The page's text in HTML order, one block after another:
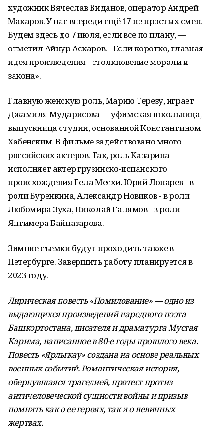
художник Вячеслав Виданов, оператор Андрей
Макаров. У нас впереди ещё 17 не простых смен.
Будем здесь до 7 июля, если все по плану, —
отметил Айнур Аскаров. - Если коротко, главная
идея произведения - столкновение морали и
закона».
Главную женскую роль, Марию Терезу, играет
Джамиля Мударисова — уфимская школьница,
выпускница студии, основанной Константином
Хабенским. В фильме задействовано много
российских актеров. Так, роль Казарина
исполняет актер грузинско-испанского
происхождения Гела Месхи. Юрий Лопарев - в
роли Буренкина, Александр Новиков - в роли
Любомира Зуха, Николай Галямов - в роли
Янтимера Байназарова.
Зимние съемки будут проходить также в
Петербурге. Завершить работу планируется в
2023 году.
Лирическая повесть «Помилование» — одно из
выдающихся произведений народного поэта
Башкортостана, писателя и драматурга Мустая
Карима, написанное в 80-е годы прошлого века.
Повесть «Ярлыҡау» создана на основе реальных
военных событий. Романтическая история,
обернувшаяся трагедией, протест против
античеловеческой сущности войны и призыв
помнить как о ее героях, так и о невинных
жертвах.